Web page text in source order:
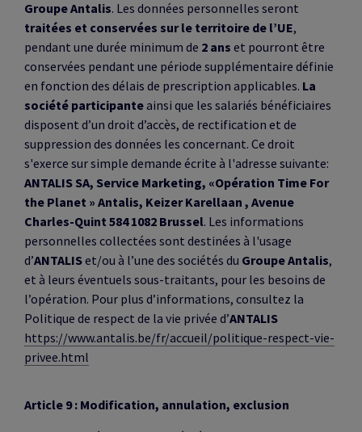
Groupe Antalis. Les données personnelles seront
traitées et conservées sur le territoire de l’UE,
pendant une durée minimum de 2 ans et pourront être
conservées pendant une période supplémentaire définie
en fonction des délais de prescription applicables. La
société participanteainsi que les salariés bénéficiaires
disposent d’un droit d’accès, de rectification et de
suppression des données les concernant. Ce droit
s'exerce sur simple demande écrite à l'adresse suivante:
ANTALIS SA, Service Marketing, «Opération Time For
the Planet » Antalis, Keizer Karellaan , Avenue
Charles-Quint 584 1082 Brussel. Les informations
personnelles collectées sont destinées à l'usage
d’ANTALISet/ou à l’une des sociétés du Groupe Antalis,
et à leurs éventuels sous-traitants, pour les besoins de
l’opération. Pour plus d’informations, consultez la
Politique de respect de la vie privée d’ANTALIS
https://www.antalis.be/fr/accueil/politique-respect-vie-
privee.html
Article 9 : Modification, annulation, exclusion